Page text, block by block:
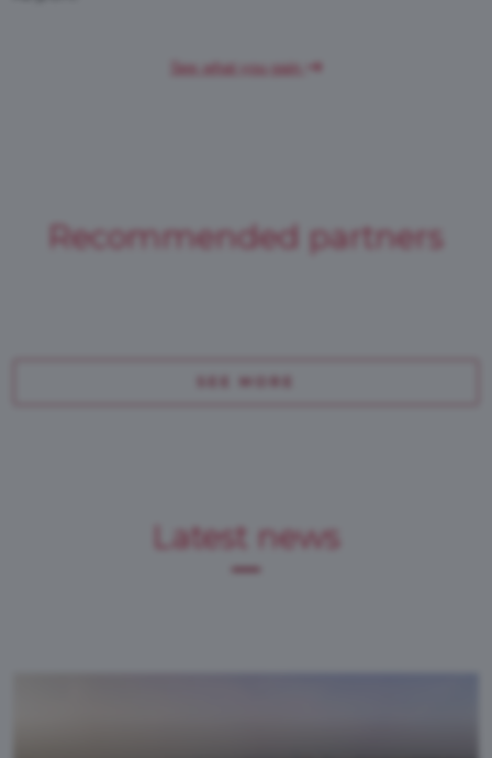
See what you gain
Recommended partners
Latest news